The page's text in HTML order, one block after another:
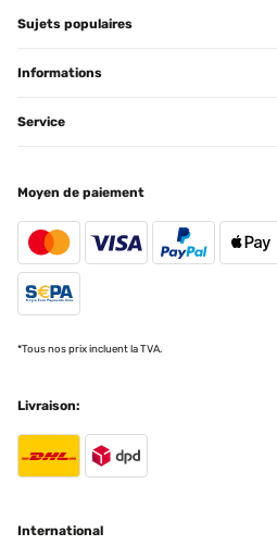
Sujets populaires
Informations
Service
Moyen de paiement
*Tous nos prix incluent la TVA.
Livraison:
International